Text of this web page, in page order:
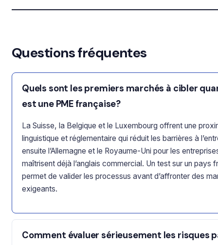
Questions fréquentes
Quels sont les premiers marchés à cibler
est une PME française?
La Suisse, la Belgique et le Luxembourg offrent une
linguistique et réglementaire qui réduit les barrières à
ensuite l’Allemagne et le Royaume-Uni pour les
maîtrisent déjà l’anglais commercial. Un test sur un pays
permet de valider les processus avant d’affronter des
exigeants.
Comment évaluer sérieusement les risques